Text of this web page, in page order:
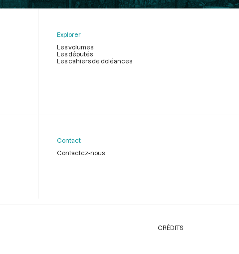
Explorer
Les volumes
Les députés
Les cahiers de doléances
Contact
Contactez-nous
CRÉDITS